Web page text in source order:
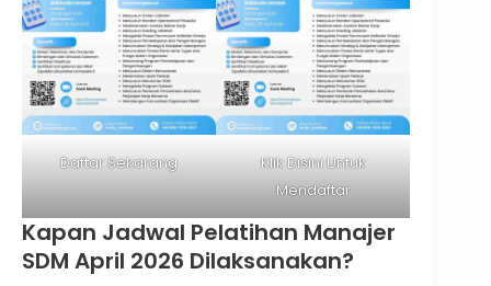
Daftar Sekarang
Klik Disini Untuk
Mendaftar
Kapan Jadwal Pelatihan Manajer
SDM April 2026 Dilaksanakan?